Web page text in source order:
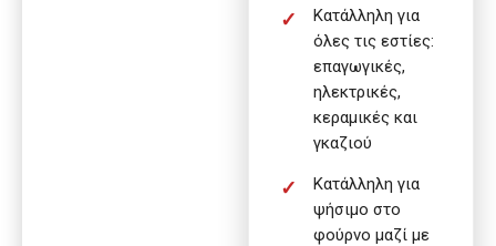
Κατάλληλη για
όλες τις εστίες:
επαγωγικές,
ηλεκτρικές,
κεραμικές και
γκαζιού
Κατάλληλη για
ψήσιμο στο
φούρνο μαζί με